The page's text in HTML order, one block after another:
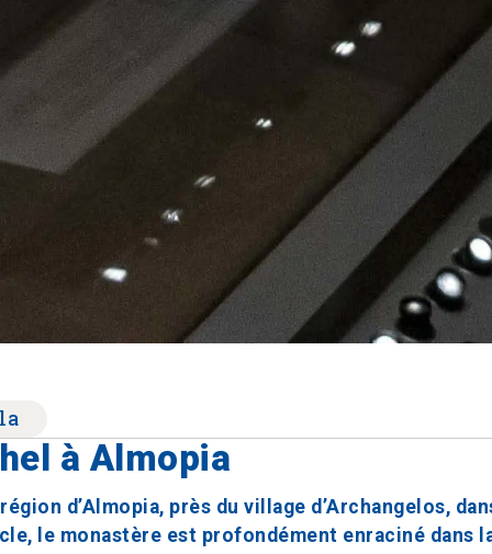
à Almopia
d’Almopia, près du village d’Archangelos,
le monastère est profondément enraciné dans